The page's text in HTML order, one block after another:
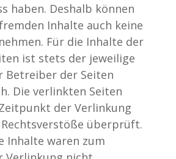
haben. Deshalb können
Inhalte auch keine
Für die Inhalte der
ist stets der jeweilige
Betreiber der Seiten
Die verlinkten Seiten
der Verlinkung
überprüft.
Inhalte waren zum